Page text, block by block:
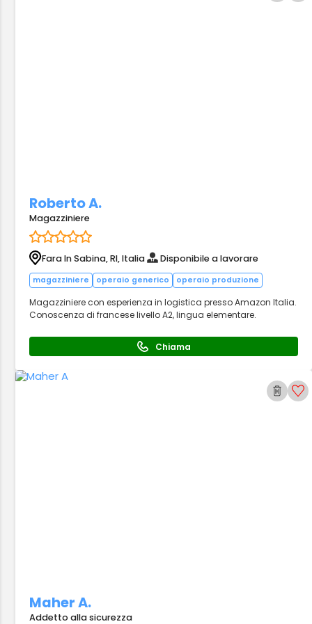
Roberto A.
Magazziniere
Fara In Sabina, RI, Italia Disponibile a lavorare
magazziniere operaio generico operaio produzione
Magazziniere con esperienza in logistica presso Amazon Italia.
Conoscenza di francese livello A2, lingua elementare.
Chiama
Maher A.
Addetto alla sicurezza